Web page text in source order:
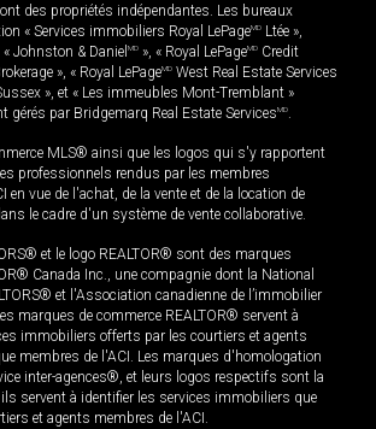
des propriétés indépendantes. Les bureaux
« Services immobiliers Royal LePageMD Ltée »,
Johnston & Daniel MD », « Royal LePageMD Credit
», « Royal LePageMD West Real Estate Services
», et « Les immeubles Mont-Tremblant »
gérés par Bridgemarq Real Estate ServicesMD.
MLS® ainsi que les logos qui s'y rapportent
professionnels rendus par les membres
en vue de l'achat, de la vente et de la location de
le cadre d'un système de vente collaborative.
et le logo REALTOR® sont des marques
Canada Inc., une compagnie dont la National
et l'Association canadienne de l’immobilier
marques de commerce REALTOR® servent à
immobiliers offerts par les courtiers et agents
membres de l'ACI. Les marques d'homologation
inter-agences®, et leurs logos respectifs sont la
ils servent à identifier les services immobiliers que
et agents membres de l'ACI.